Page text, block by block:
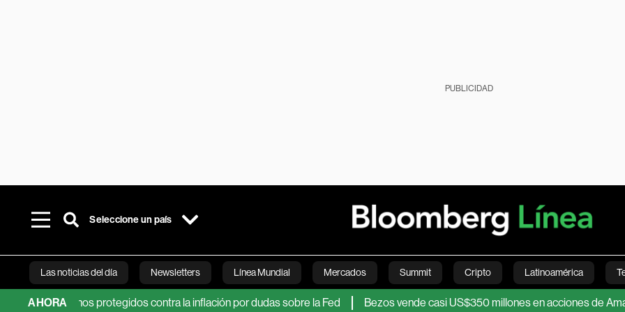
PUBLICIDAD
Seleccione un país
Las noticias del día Newsletters Línea Mundial Mercados Summit Cripto Latinoamérica
Bloomberg Green Economía Estilo de vida Mundo Videos
AHORA
los bonos protegidos contra la inflación por dudas sobre la Fed Bezos vende casi US$350 millones en acciones de Amazon